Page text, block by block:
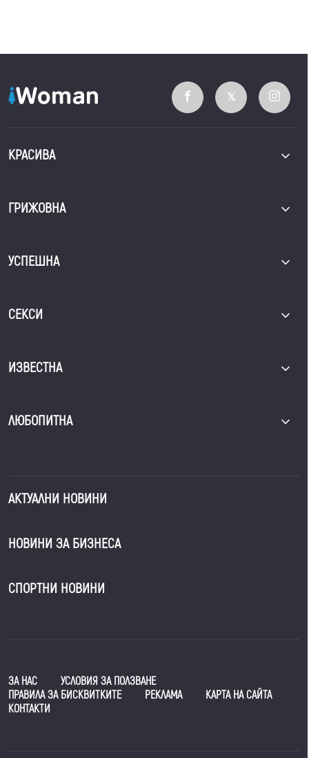
КРАСИВА
ГРИЖОВНА
УСПЕШНА
СЕКСИ
ИЗВЕСТНА
ЛЮБОПИТНА
АКТУАЛНИ НОВИНИ
НОВИНИ ЗА БИЗНЕСА
СПОРТНИ НОВИНИ
ЗА НАС
УСЛОВИЯ ЗА ПОЛЗВАНЕ
ПРАВИЛА ЗА БИСКВИТКИТЕ
РЕКЛАМА
КАРТА НА САЙТА
КОНТАКТИ